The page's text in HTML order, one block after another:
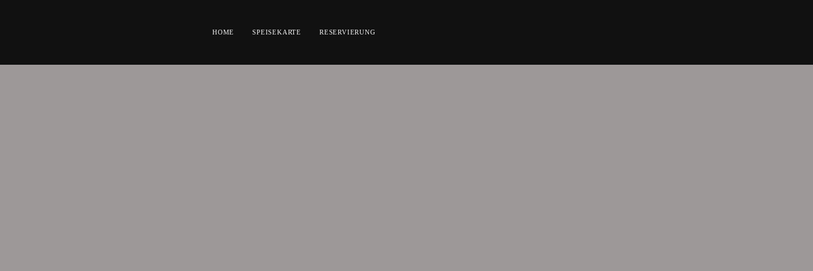
HOME SPEISEKARTE RESERVIERUNG